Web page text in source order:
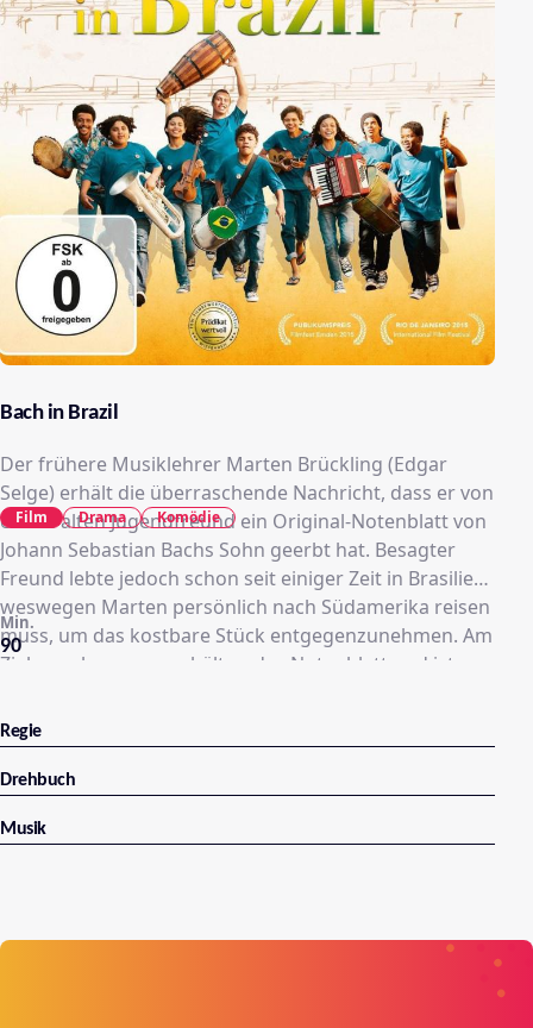
Bach in Brazil
Der frühere Musiklehrer Marten Brückling (Edgar
Selge) erhält die überraschende Nachricht, dass er von
einem alten Jugendfreund ein Original-Notenblatt von
Johann Sebastian Bachs Sohn geerbt hat. Besagter
Freund lebte jedoch schon seit einiger Zeit in Brasilien,
weswegen Marten persönlich nach Südamerika reisen
muss, um das kostbare Stück entgegenzunehmen. Am
Ziel angekommen, erhält er das Notenblatt und ist
gesamtes Hab und Gut – mitsamt Papieren und
Notenblatt – geklaut wird. Der Einzige, der ihm helfen
kann, ist Candido (Aldri da Anunciação), der Deutsch
Gegenzug soll Marten allerdings den Insassen der
90
Min.
Film Drama Komödie
Regie
Drehbuch
Musik